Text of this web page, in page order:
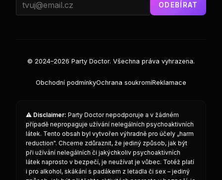
ODEBÍRAT
© 2024–2026 Party Doctor. Všechna práva vyhrazena.
Obchodní podmínkyOchrana soukromíReklamace
⚠️ Disclaimer: Party Doctor nepodporuje a v žádném
případě nepropaguje užívání nelegálních psychoaktivních
látek. Tento obsah byl vytvořen výhradně pro účely „harm
reduction". Chceme zdůraznit, že jediný způsob, jak být
při užívání nelegálních či jakýchkoliv psychoaktivních
látek naprosto v bezpečí, je neužívat je vůbec. Totéž platí
i pro alkohol, skákání s padákem z letadla či sex – jediný